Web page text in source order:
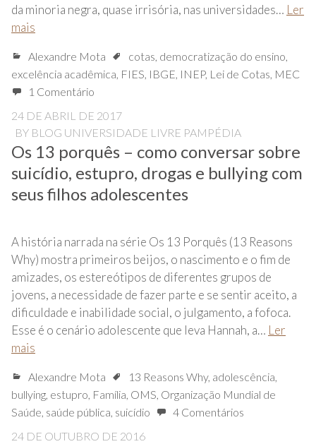
da minoria negra, quase irrisória, nas universidades… Ler
mais
Alexandre Mota cotas, democratização do ensino,
excelência acadêmica, FIES, IBGE, INEP, Lei de Cotas, MEC
1 Comentário
24 DE ABRIL DE 2017
BY BLOG UNIVERSIDADE LIVRE PAMPÉDIA
Os 13 porquês – como conversar sobre
suicídio, estupro, drogas e bullying com
seus filhos adolescentes
A história narrada na série Os 13 Porquês (13 Reasons
Why) mostra primeiros beijos, o nascimento e o fim de
amizades, os estereótipos de diferentes grupos de
jovens, a necessidade de fazer parte e se sentir aceito, a
dificuldade e inabilidade social, o julgamento, a fofoca.
Esse é o cenário adolescente que leva Hannah, a… Ler
mais
Alexandre Mota 13 Reasons Why, adolescência,
bullying, estupro, Família, OMS, Organização Mundial de
Saúde, saúde pública, suicídio
4 Comentários
24 DE OUTUBRO DE 2016